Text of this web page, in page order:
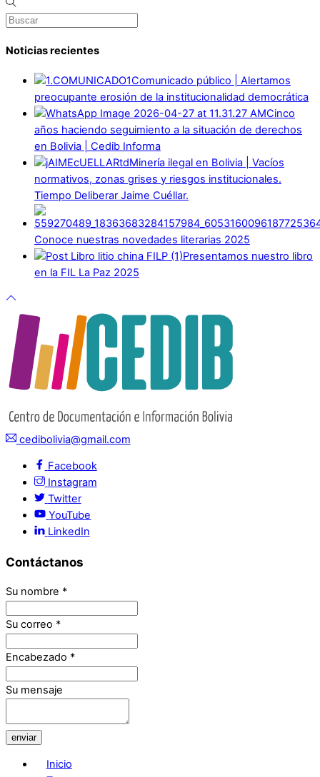
Noticias recientes
Comunicado público | Alertamos
preocupante erosión de la institucionalidad democrática
Cinco
años haciendo seguimiento a la situación de derechos
en Bolivia | Cedib Informa
Minería ilegal en Bolivia | Vacíos
normativos, zonas grises y riesgos institucionales.
Tiempo Deliberar Jaime Cuéllar.
Conoce nuestras novedades literarias 2025
Presentamos nuestro libro
en la FIL La Paz 2025
cedibolivia@gmail.com
Facebook
Instagram
Twitter
YouTube
LinkedIn
Contáctanos
Su nombre *
Su correo *
Encabezado *
Su mensaje
enviar
Inicio